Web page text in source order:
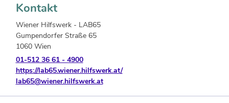
Kontakt
Wiener Hilfswerk - LAB65
Gumpendorfer Straße 65
1060 Wien
01-512 36 61 - 4900
https://lab65.wiener.hilfswerk.at/
lab65@wiener.hilfswerk.at